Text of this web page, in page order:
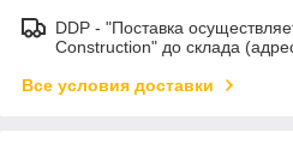
DDP - "Поставка
Construction" до склада
Все условия доставки